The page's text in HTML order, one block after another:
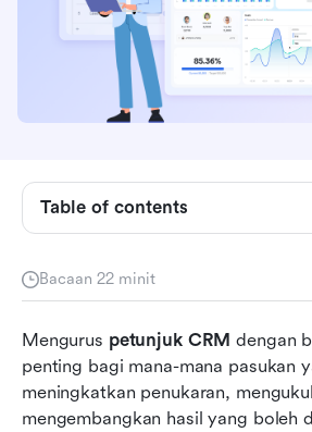
Bacaan 22 minit
Mengurus petunjuk CRM dengan
penting bagi mana-mana pasukan
meningkatkan penukaran,
mengembangkan hasil yang boleh
Table of contents
ringkas
Bagaimana CRM untuk prospek
kecekapan penukaran
Ciri penting untuk pengurusan
12 alat CRM terbaik untuk
dengan berkesan